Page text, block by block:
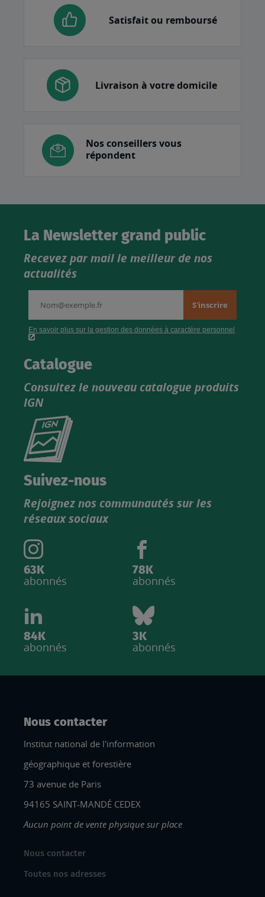
Satisfait ou remboursé
Livraison à votre domicile
Nos conseillers vous
répondent
La Newsletter grand public
Recevez par mail le meilleur de nos
actualités
Catalogue
Consultez le nouveau catalogue produits
IGN
Consultez
catalogue
Suivez-nous
Rejoignez nos communautés sur les
réseaux sociaux
63K
abonnés
78K
abonnés
84K
abonnés
3K
abonnés
Nous contacter
Institut national de l'information
géographique et forestière
73 avenue de Paris
94165 SAINT-MANDÉ CEDEX
Aucun point de vente physique sur place
Nous contacter
Toutes nos adresses